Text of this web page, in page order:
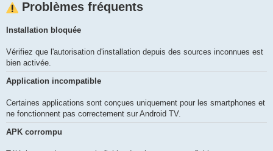
Problèmes fréquents
Installation bloquée
Vérifiez que l'autorisation d'installation depuis des sources inconnues est
bien activée.
Application incompatible
Certaines applications sont conçues uniquement pour les smartphones et
ne fonctionnent pas correctement sur Android TV.
APK corrompu